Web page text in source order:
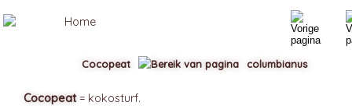
Cocopeat= kokosturf.
Cocopeat columbianus